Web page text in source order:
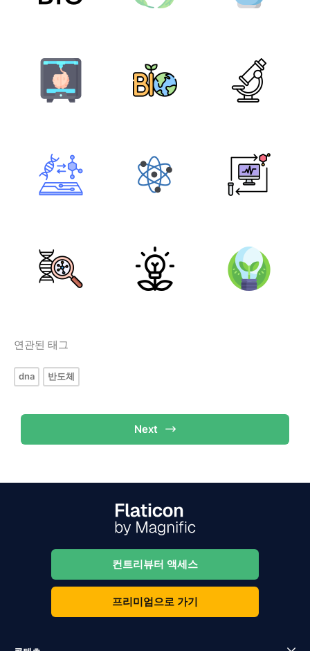
연관된 태그
dna 반도체
Next
컨트리뷰터 액세스
프리미엄으로 가기